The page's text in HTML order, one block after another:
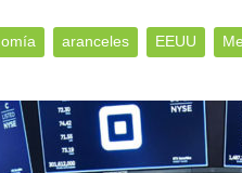
aranceles EEUU